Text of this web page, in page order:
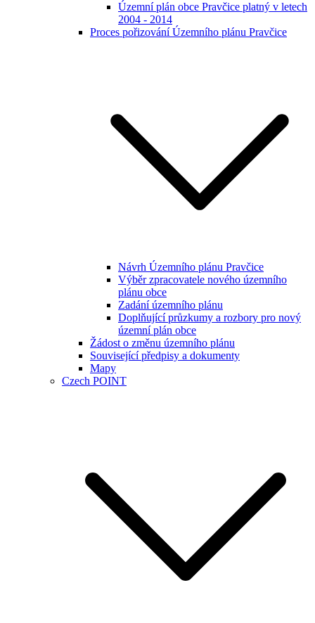
Územní plán obce Pravčice platný v letech
2004 - 2014
Proces pořizování Územního plánu Pravčice
Návrh Územního plánu Pravčice
Výběr zpracovatele nového územního
plánu obce
Zadání územního plánu
Doplňující průzkumy a rozbory pro nový
územní plán obce
Žádost o změnu územního plánu
Související předpisy a dokumenty
Mapy
Czech POINT